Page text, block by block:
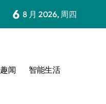
6 8 月 2026, 周四
趣闻 智能生活